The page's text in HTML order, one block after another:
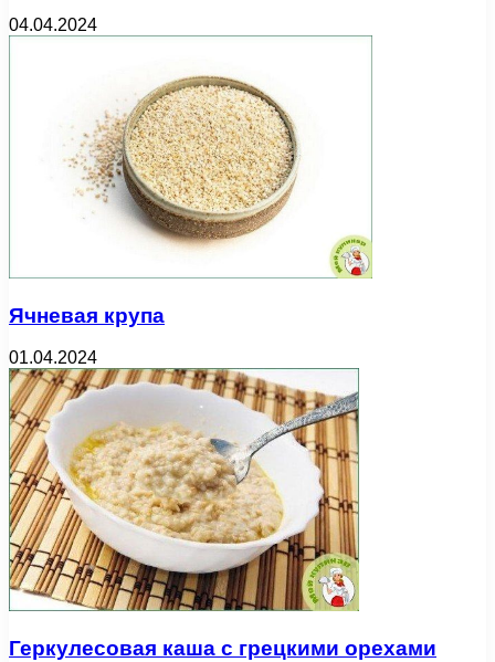
04.04.2024
Ячневая крупа
01.04.2024
Геркулесовая каша с грецкими орехами